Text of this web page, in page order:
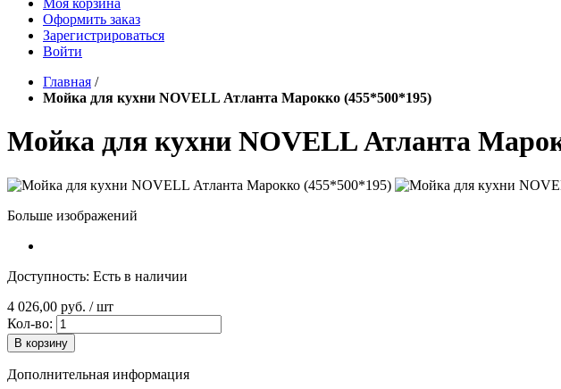
Моя корзина
Оформить заказ
Зарегистрироваться
Войти
Главная /
Мойка для кухни NOVELL Атланта Марокко (455*500*195)
Мойка для кухни NOVELL Атланта
Больше изображений
Доступность: Есть в наличии
4 026,00 руб. / шт
Кол-во:
В корзину
Дополнительная информация